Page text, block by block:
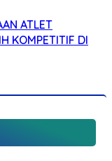
ATLET
KOMPETITIF DI